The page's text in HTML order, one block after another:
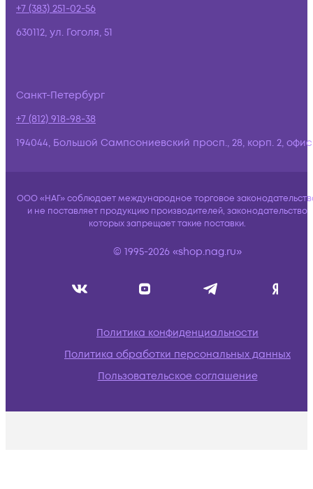
+7 (383) 251-02-56
630112, ул. Гоголя, 51
Санкт-Петербург
+7 (812) 918-98-38
194044, Большой Сампсониевский просп., 28, корп. 2,
ООО «НАГ» соблюдает международное торговое
и не поставляет продукцию производителей, законодательство
которых запрещает такие поставки.
© 1995-2026 «shop.nag.ru»
Политика конфиденциальности
Политика обработки персональных данных
Пользовательское соглашение